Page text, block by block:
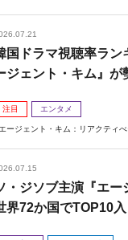
国ドラマ視聴率ラン
ジェント・キム』が
注目 エンタメ
ージェント・キム：リアクティ
・ジソブ主演『エー
界72か国でTOP10入